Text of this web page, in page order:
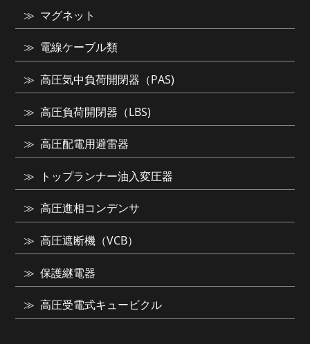
マグネット
電線ケーブル類
高圧気中負荷開閉器（PAS)
高圧負荷開閉器（LBS)
高圧配電用避雷器
トップランナー油入変圧器
高圧進相コンデンサ
高圧遮断機（VCB）
保護継電器
高圧受電式キュービクル